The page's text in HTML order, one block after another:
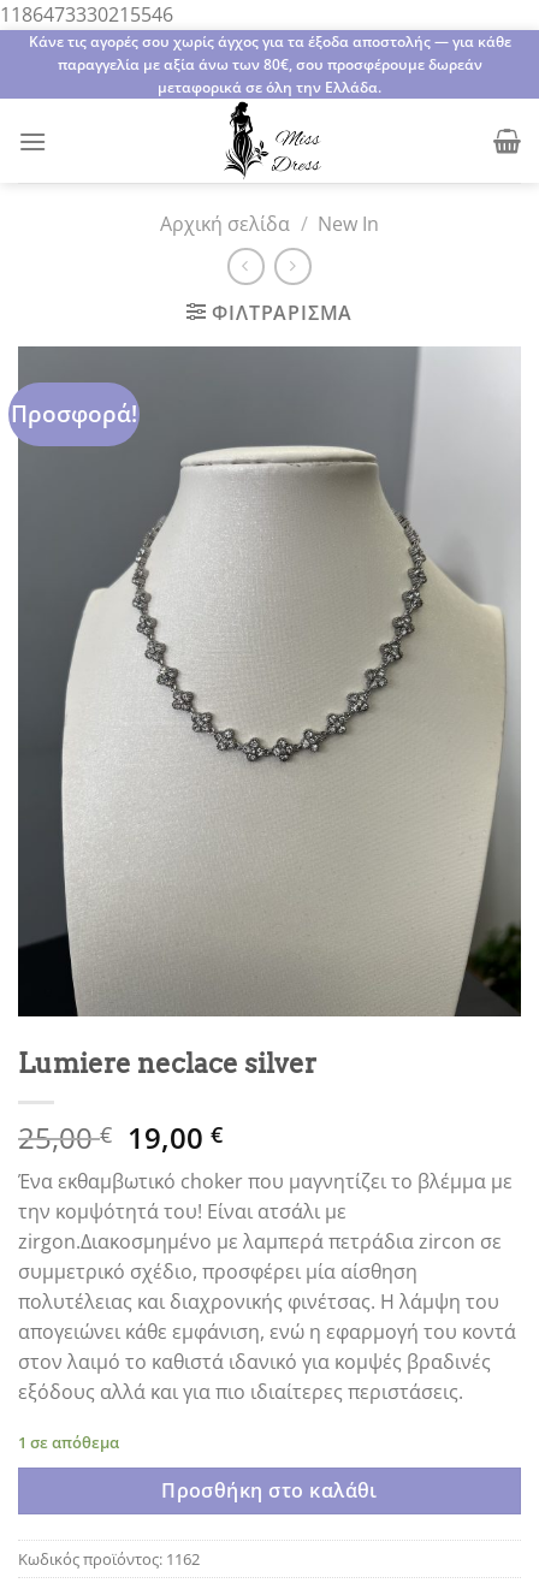
1186473330215546Μετάβαση
στο
περιεχόμενο
Κάνε τις αγορές σου χωρίς άγχος για τα έξοδα αποστολής — για κάθε
παραγγελία με αξία άνω των 80€, σου προσφέρουμε δωρεάν
μεταφορικά σε όλη την Ελλάδα.
Αρχική σελίδα / New In
ΦΙΛΤΡΆΡΙΣΜΑ
Προσφορά!
Lumiere neclace silver
25,00€ Original
price
was:
25,00 €.
19,00€Η
τρέχουσα
τιμή
είναι:
19,00 €.
Ένα εκθαμβωτικό choker που μαγνητίζει το βλέμμα με
την κομψότητά του! Είναι ατσάλι με
zirgon.Διακοσμημένο με λαμπερά πετράδια zircon σε
συμμετρικό σχέδιο, προσφέρει μία αίσθηση
πολυτέλειας και διαχρονικής φινέτσας. Η λάμψη του
απογειώνει κάθε εμφάνιση, ενώ η εφαρμογή του κοντά
στον λαιμό το καθιστά ιδανικό για κομψές βραδινές
εξόδους αλλά και για πιο ιδιαίτερες περιστάσεις.
1 σε απόθεμα
Προσθήκη στο καλάθι
Κωδικός προϊόντος: 1162